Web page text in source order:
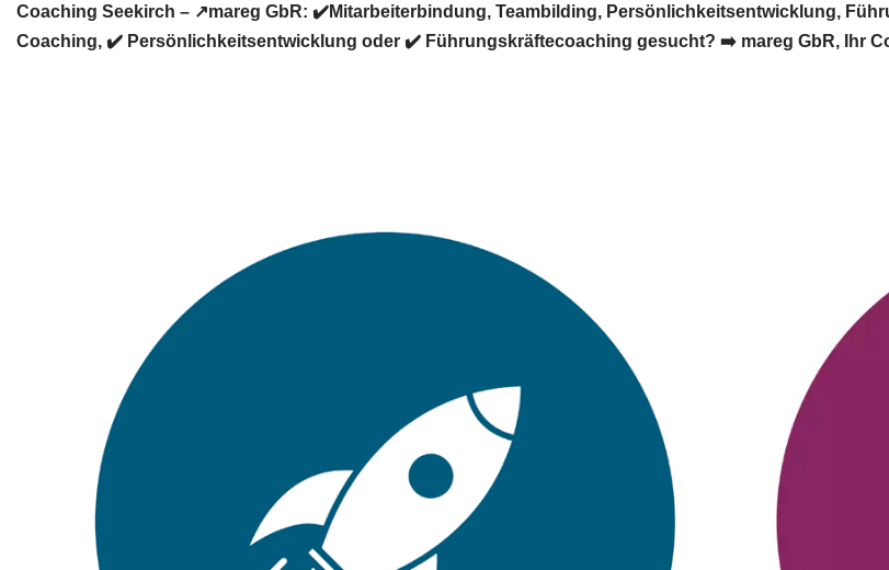
Coaching Seekirch – ↗️mareg GbR: ✔️Mitarbeiterbindung, Teambilding, Persönlichkeitsentwicklung,
Coaching, ✔️ Persönlichkeitsentwicklung oder ✔️ Führungskräftecoaching gesucht? ➡️ mareg GbR, Ihr